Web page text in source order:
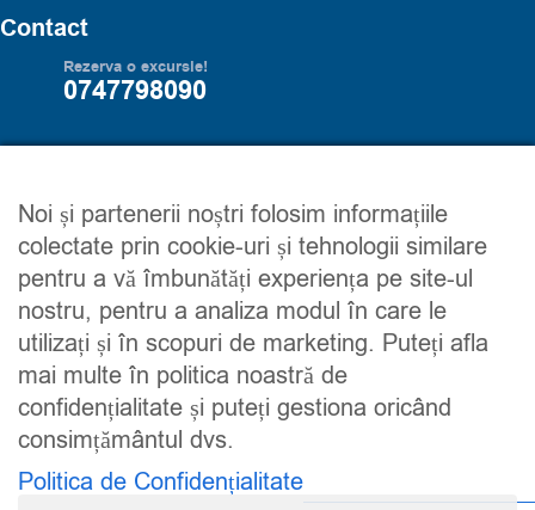
Contact
Rezerva o excursie!
0747798090
Excursii
Circuite
Maroc
Despre noi
Contacteaza-ne
Detalii financiare
Urmareste-ne
Noi și partenerii noștri folosim informațiile
colectate prin cookie-uri și tehnologii similare
pentru a vă îmbunătăți experiența pe site-ul
nostru, pentru a analiza modul în care le
utilizați și în scopuri de marketing. Puteți afla
mai multe în politica noastră de
confidențialitate și puteți gestiona oricând
consimțământul dvs.
Politica de Confidențialitate